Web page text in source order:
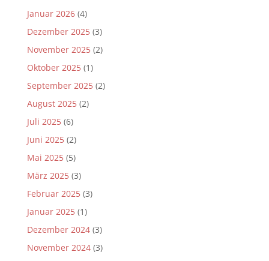
Januar 2026(4)
Dezember 2025(3)
November 2025(2)
Oktober 2025(1)
September 2025(2)
August 2025(2)
Juli 2025(6)
Juni 2025(2)
Mai 2025(5)
März 2025(3)
Februar 2025(3)
Januar 2025(1)
Dezember 2024(3)
November 2024(3)